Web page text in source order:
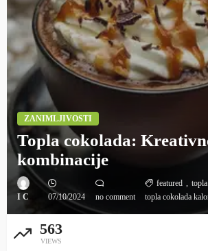
ZANIMLJIVOSTI
Topla cokolada:
kombinacije
I C 07/10/2024 no comment
featured
topla cokolada
563
VIEWS